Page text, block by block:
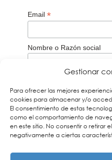
Gestionar
Para ofrecer las mejores
cookies para almacenar y/o
El consentimiento de estas
como el comportamiento de
en este sitio. No consentir o retirar
negativamente a ciertas
Email *
Nombre o Razón social
Acepto
Recuerda que debes
email que te enviaremos
nuestros boletines. Si no
carpeta de Spam y añade